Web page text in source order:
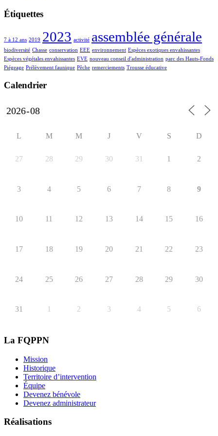
Étiquettes
7 à 12 ans 2019 2023 activité assemblée générale
biodiversité Chasse conservation EEE environnement Espèces exotiques envahissantes
Espèces végétales envahissantes EVE nouveau conseil d'administration parc des Hauts-Fonds
Piégeage Prélèvement faunique Pêche remerciements Trousse éducative
Calendrier
L M M J V S D
27 28 29 30 31 1 2
3 4 5 6 7 8 9
10 11 12 13 14 15 16
17 18 19 20 21 22 23
24 25 26 27 28 29 30
31 1 2 3 4 5 6
La FQPPN
Mission
Historique
Territoire d’intervention
Équipe
Devenez bénévole
Devenez administrateur
Réalisations